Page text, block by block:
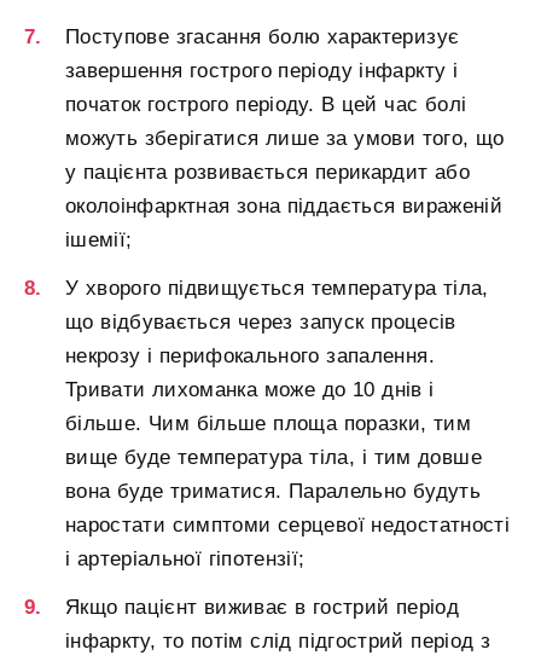
Поступове згасання болю характеризує
завершення гострого періоду інфаркту і
початок гострого періоду. В цей час болі
можуть зберігатися лише за умови того, що
у пацієнта розвивається перикардит або
околоінфарктная зона піддається вираженій
ішемії;
У хворого підвищується температура тіла,
що відбувається через запуск процесів
некрозу і перифокального запалення.
Тривати лихоманка може до 10 днів і
більше. Чим більше площа поразки, тим
вище буде температура тіла, і тим довше
вона буде триматися. Паралельно будуть
наростати симптоми серцевої недостатності
і артеріальної гіпотензії;
Якщо пацієнт виживає в гострий період
інфаркту, то потім слід підгострий період з